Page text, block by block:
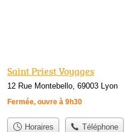
Saint Priest Voyages
12 Rue Montebello, 69003 Lyon
Fermée, ouvre à 9h30
Horaires Téléphone